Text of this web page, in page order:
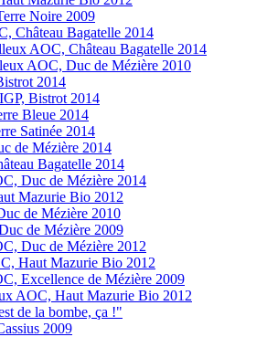
Noire 2009
Château Bagatelle 2014
AOC, Château Bagatelle 2014
AOC, Duc de Mézière 2010
2014
Bistrot 2014
Bleue 2014
Satinée 2014
de Mézière 2014
Bagatelle 2014
Duc de Mézière 2014
Mazurie Bio 2012
de Mézière 2010
de Mézière 2009
Duc de Mézière 2012
Haut Mazurie Bio 2012
Excellence de Mézière 2009
AOC, Haut Mazurie Bio 2012
de la bombe, ça !"
2009